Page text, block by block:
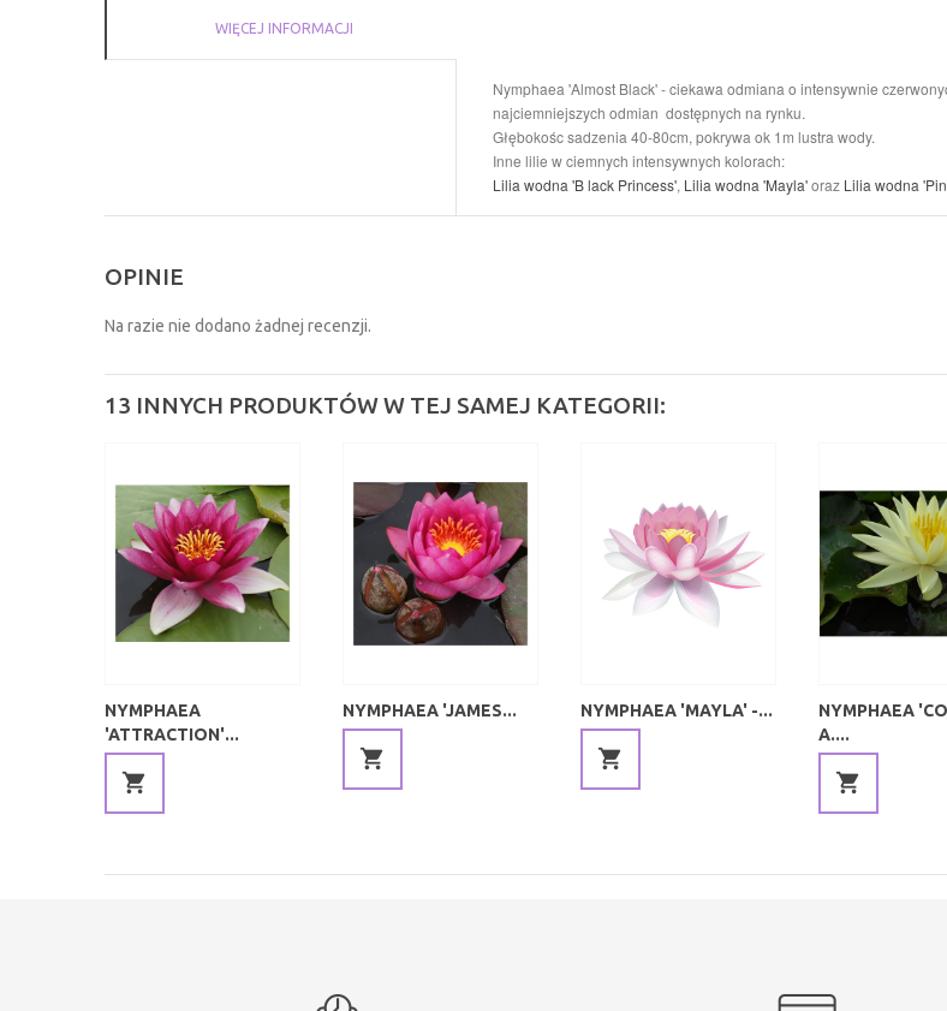
WIĘCEJ INFORMACJI
Nymphaea 'Almost Black' - ciekawa odmiana o intensywnie
najciemniejszych odmian dostępnych na rynku.
Głębokośc sadzenia 40-80cm, pokrywa ok 1m lustra wody.
Inne lilie w ciemnych intensywnych kolorach:
Lilia wodna 'B lack Princess', Lilia wodna 'Mayla'oraz Lilia wodna
OPINIE
Na razie nie dodano żadnej recenzji.
13 INNYCH PRODUKTÓW W TEJ SAMEJ KATEGORII:
NYMPHAEA
'ATTRACTION'...
NYMPHAEA 'JAMES... NYMPHAEA 'MAYLA' -...
NYMPHAEA
A....